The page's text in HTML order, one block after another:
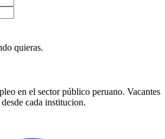
quieras.
en el sector público peruano. Vacantes
cada institucion.